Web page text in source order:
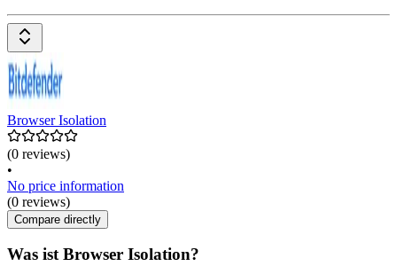
Browser Isolation
(0 reviews)
•
No price information
(0 reviews)
Compare directly
Was ist Browser Isolation?